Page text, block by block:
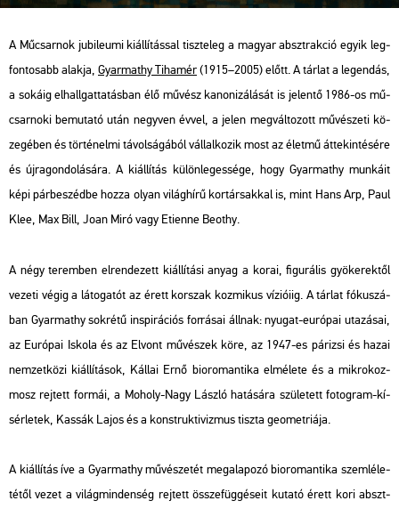
A Mű­csar­nok ju­bi­le­u­mi ki­ál­lí­tás­sal tisz­te­leg a ma­gyar abszt­rak­ció egyik leg­
fon­to­sabb alak­ja, Gyar­ma­thy Ti­ha­mér(1915–2005) előtt. A tár­lat a le­gen­dás,
a so­ká­ig el­hall­gat­ta­tás­ban élő mű­vész ka­no­ni­zá­lá­sát is je­len­tő 1986-os mű­
csar­no­ki be­mu­ta­tó után negy­ven évvel, a jelen meg­vál­to­zott mű­vé­sze­ti kö­
ze­gé­ben és tör­té­nel­mi tá­vol­sá­gá­ból vál­lal­ko­zik most az élet­mű át­te­kin­té­sé­re
és új­ra­gon­do­lá­sá­ra. A ki­ál­lí­tás kü­lön­le­ges­sé­ge, hogy Gyar­ma­thy mun­ká­it
képi pár­be­széd­be hozza olyan vi­lág­hí­rű kor­tár­sak­kal is, mint Hans Arp, Paul
Klee, Max Bill, Joan Miró vagy Eti­en­ne Be­o­thy.
A négy te­rem­ben el­ren­de­zett ki­ál­lí­tá­si anyag a korai, fi­gu­rá­lis gyö­ke­rek­től
ve­ze­ti végig a lá­to­ga­tót az érett kor­szak koz­mi­kus ví­zi­ó­i­ig. A tár­lat fó­ku­szá­
ban Gyar­ma­thy sok­ré­tű ins­pi­rá­ci­ós for­rá­sai áll­nak: nyu­gat-eu­ró­pai uta­zá­sai,
az Eu­ró­pai Is­ko­la és az El­vont mű­vé­szek köre, az 1947-es pá­ri­zsi és hazai
nem­zet­kö­zi ki­ál­lí­tá­sok, Kál­lai Ernő bio­ro­man­ti­ka el­mé­le­te és a mik­ro­koz­
mosz rej­tett for­mái, a Mo­holy-Nagy Lász­ló ha­tá­sá­ra szü­le­tett fo­to­g­ram-kí­
sér­le­tek, Kas­sák Lajos és a konst­ruk­ti­viz­mus tisz­ta geo­met­ri­á­ja.
A ki­ál­lí­tás íve a Gyar­ma­thy mű­vé­sze­tét meg­ala­po­zó bio­ro­man­ti­ka szem­lé­le­
té­től vezet a vi­lág­min­den­ség rej­tett össze­füg­gé­se­it ku­ta­tó érett kori abszt­